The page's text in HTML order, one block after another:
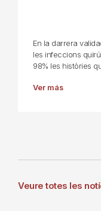
En la darrera
les infeccions
98% les històries
Ver más
Veure totes les